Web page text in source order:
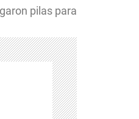
pilas para